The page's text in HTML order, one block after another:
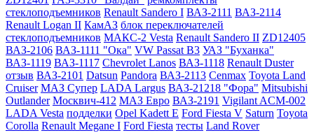
стеклоподъемников Renault Sandero I ВАЗ-2111 ВАЗ-2114
Renault Logan II КамАЗ блок переключателей
стеклоподъемников МАКС-2 Vesta Renault Sandero II ZD12405
ВАЗ-2106 ВАЗ-1111 "Ока" VW Passat B3 УАЗ "Буханка"
ВАЗ-1119 ВАЗ-1117 Chevrolet Lanos ВАЗ-1118 Renault Duster
отзыв ВАЗ-2101 Datsun Pandora ВАЗ-2113 Cenmax Toyota Land
Cruiser МАЗ Супер LADA Largus ВАЗ-21218 "Фора" Mitsubishi
Outlander Москвич-412 МАЗ Евро ВАЗ-2191 Vigilant ACM-002
LADA Vesta подделки Opel Kadett E Ford Fiesta V Saturn Toyota
Corolla Renault Megane I Ford Fiesta тесты Land Rover